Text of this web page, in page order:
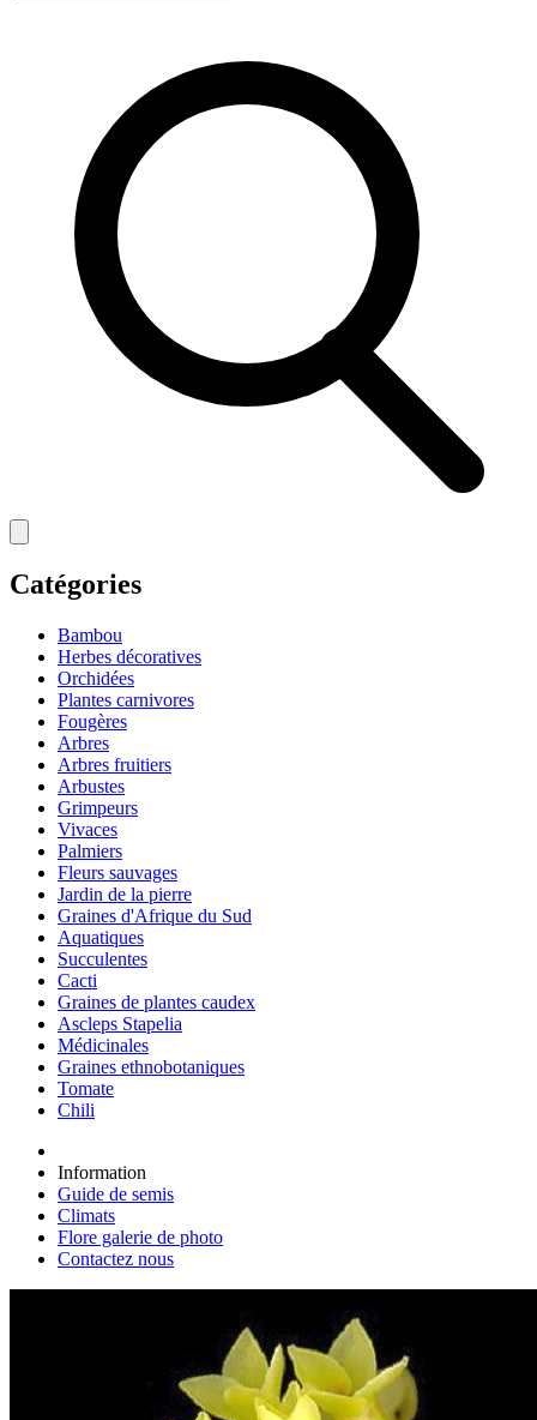
Catégories
Bambou
Herbes décoratives
Orchidées
Plantes carnivores
Fougères
Arbres
Arbres fruitiers
Arbustes
Grimpeurs
Vivaces
Palmiers
Fleurs sauvages
Jardin de la pierre
Graines d'Afrique du Sud
Aquatiques
Succulentes
Cacti
Graines de plantes caudex
Ascleps Stapelia
Médicinales
Graines ethnobotaniques
Tomate
Chili
Information
Guide de semis
Climats
Flore galerie de photo
Contactez nous